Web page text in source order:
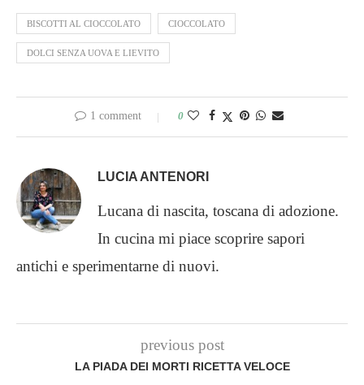
BISCOTTI AL CIOCCOLATO CIOCCOLATO
DOLCI SENZA UOVA E LIEVITO
1 comment 0
LUCIA ANTENORI
Lucana di nascita, toscana di adozione.
In cucina mi piace scoprire sapori
antichi e sperimentarne di nuovi.
previous post
LA PIADA DEI MORTI RICETTA VELOCE